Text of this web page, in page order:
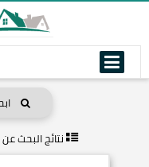
نتائج البحث عن